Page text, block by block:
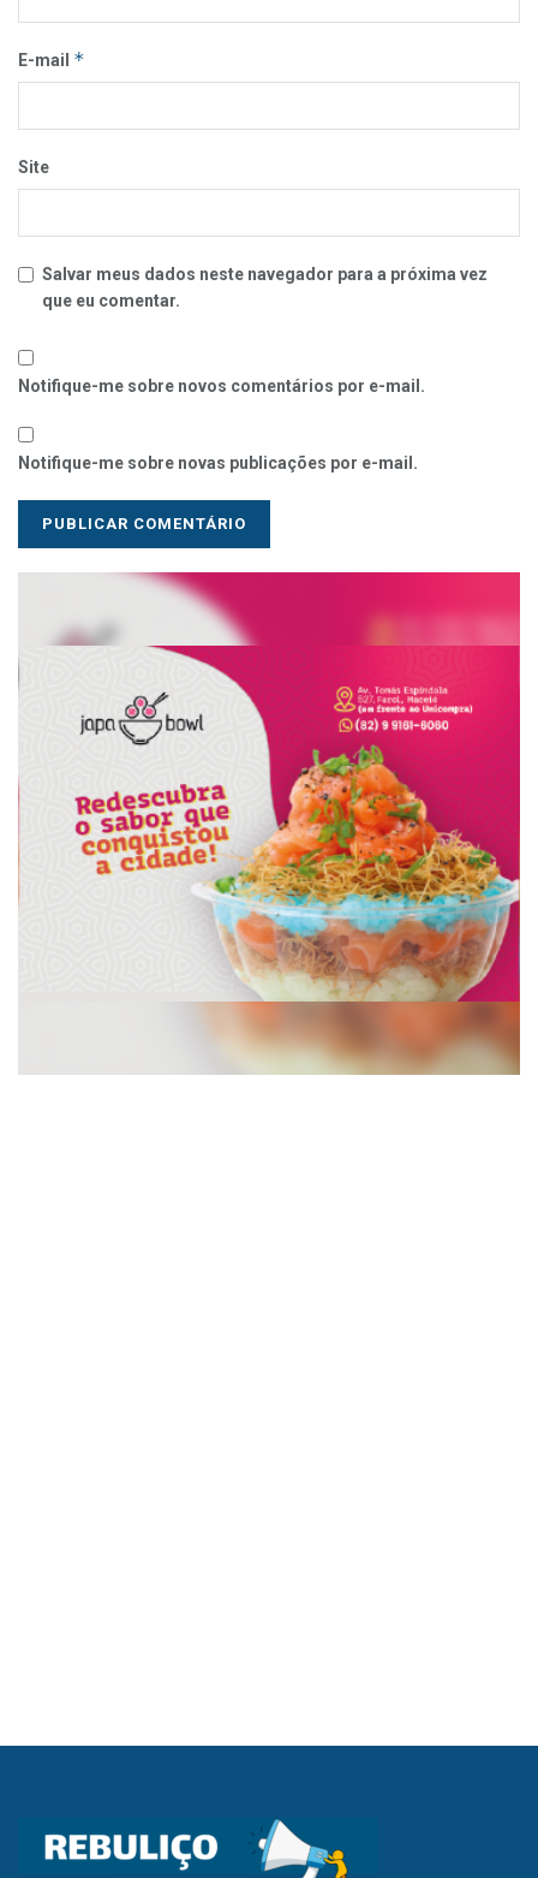
E-mail *
Site
Salvar meus dados neste navegador para a próxima vez
que eu comentar.
Notifique-me sobre novos comentários por e-mail.
Notifique-me sobre novas publicações por e-mail.